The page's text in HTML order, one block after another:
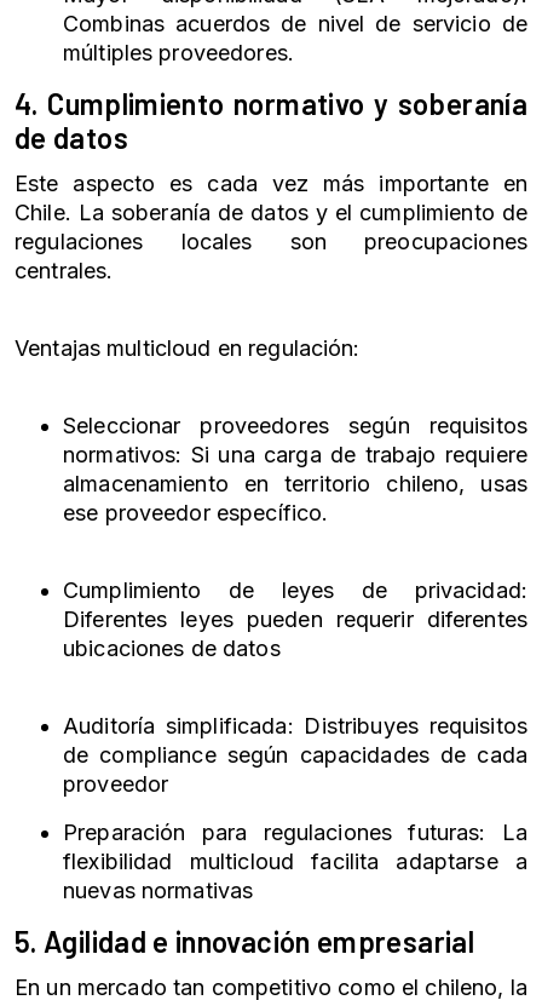
Combinas acuerdos de nivel de servicio de
múltiples proveedores.
4. Cumplimiento normativo y soberanía
de datos
Este aspecto es cada vez más importante en
Chile. La soberanía de datos y el cumplimiento de
regulaciones locales son preocupaciones
centrales.
Ventajas multicloud en regulación:
Seleccionar proveedores según requisitos
normativos: Si una carga de trabajo requiere
almacenamiento en territorio chileno, usas
ese proveedor específico.
Cumplimiento de leyes de privacidad:
Diferentes leyes pueden requerir diferentes
ubicaciones de datos
Auditoría simplificada: Distribuyes requisitos
de compliance según capacidades de cada
proveedor
Preparación para regulaciones futuras: La
flexibilidad multicloud facilita adaptarse a
nuevas normativas
5. Agilidad e innovación empresarial
En un mercado tan competitivo como el chileno, la